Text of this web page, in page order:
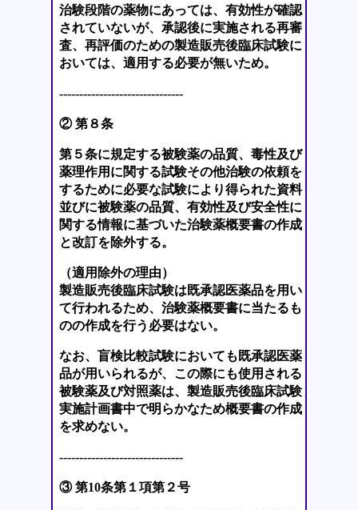
治験段階の薬物にあっては、有効性が確認
されていないが、承認後に実施される再審
査、再評価のための製造販売後臨床試験に
おいては、適用する必要が無いため。
-------------------------------
② 第８条
第５条に規定する被験薬の品質、毒性及び
薬理作用に関する試験その他治験の依頼を
するために必要な試験により得られた資料
並びに被験薬の品質、有効性及び安全性に
関する情報に基づいた治験薬概要書の作成
と改訂を除外する。
（適用除外の理由）
製造販売後臨床試験は既承認医薬品を用い
て行われるため、治験薬概要書に当たるも
のの作成を行う必要はない。
なお、盲検比較試験においても既承認医薬
品が用いられるが、この際にも使用される
被験薬及び対照薬は、製造販売後臨床試験
実施計画書中で明らかなため概要書の作成
を求めない。
-------------------------------
③ 第10条第１項第２号